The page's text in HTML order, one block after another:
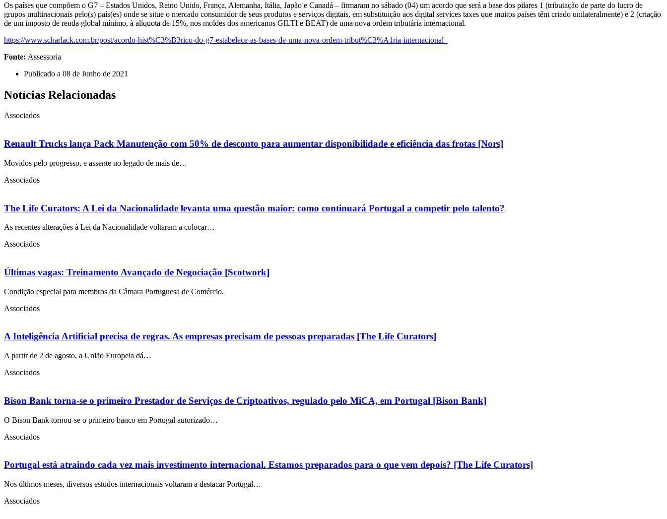
Os países que compõem o G7 – Estados Unidos, Reino Unido, França, Alemanha, Itália, Japão e Canadá – firmaram no sábado (04) um acordo que será a base dos pilares 1 (tributação de parte do lucro de
grupos multinacionais pelo(s) país(es) onde se situe o mercado consumidor de seus produtos e serviços digitais, em substituição aos digital services taxes que muitos países têm criado unilateralmente) e 2 (criação
de um imposto de renda global mínimo, à alíquota de 15%, nos moldes dos americanos GILTI e BEAT) de uma nova ordem tributária internacional.
https://www.scharlack.com.br/post/acordo-hist%C3%B3rico-do-g7-estabelece-as-bases-de-uma-nova-ordem-tribut%C3%A1ria-internacional
Fonte: Assessoria
Publicado a 08 de Junho de 2021
Notícias Relacionadas
Associados
Renault Trucks lança Pack Manutenção com 50% de desconto para aumentar disponibilidade e eficiência das frotas [Nors]
Movidos pelo progresso, e assente no legado de mais de…
Associados
The Life Curators: A Lei da Nacionalidade levanta uma questão maior: como continuará Portugal a competir pelo talento?
As recentes alterações à Lei da Nacionalidade voltaram a colocar…
Associados
Últimas vagas: Treinamento Avançado de Negociação [Scotwork]
Condição especial para membros da Câmara Portuguesa de Comércio.
Associados
A Inteligência Artificial precisa de regras. As empresas precisam de pessoas preparadas [The Life Curators]
A partir de 2 de agosto, a União Europeia dá…
Associados
Bison Bank torna-se o primeiro Prestador de Serviços de Criptoativos, regulado pelo MiCA, em Portugal [Bison Bank]
O Bison Bank tornou-se o primeiro banco em Portugal autorizado…
Associados
Portugal está atraindo cada vez mais investimento internacional. Estamos preparados para o que vem depois? [The Life Curators]
Nos últimos meses, diversos estudos internacionais voltaram a destacar Portugal…
Associados